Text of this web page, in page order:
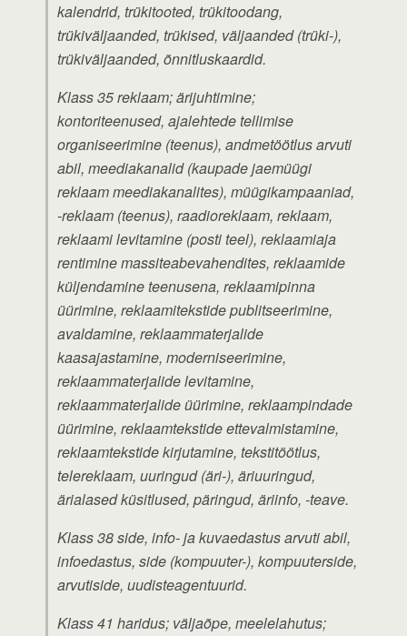
kalendrid, trükitooted, trükitoodang,
trükiväljaanded, trükised, väljaanded (trüki-),
trükiväljaanded, õnnitluskaardid.
Klass 35 reklaam; ärijuhtimine;
kontoriteenused, ajalehtede tellimise
organiseerimine (teenus), andmetöötlus arvuti
abil, meediakanalid (kaupade jaemüügi
reklaam meediakanalites), müügikampaaniad,
-reklaam (teenus), raadioreklaam, reklaam,
reklaami levitamine (posti teel), reklaamiaja
rentimine massiteabevahendites, reklaamide
küljendamine teenusena, reklaamipinna
üürimine, reklaamitekstide publitseerimine,
avaldamine, reklaammaterjalide
kaasajastamine, moderniseerimine,
reklaammaterjalide levitamine,
reklaammaterjalide üürimine, reklaampindade
üürimine, reklaamtekstide ettevalmistamine,
reklaamtekstide kirjutamine, tekstitöötlus,
telereklaam, uuringud (äri-), äriuuringud,
ärialased küsitlused, päringud, äriinfo, -teave.
Klass 38 side, info- ja kuvaedastus arvuti abil,
infoedastus, side (kompuuter-), kompuuterside,
arvutiside, uudisteagentuurid.
Klass 41 haridus; väljaõpe, meelelahutus;